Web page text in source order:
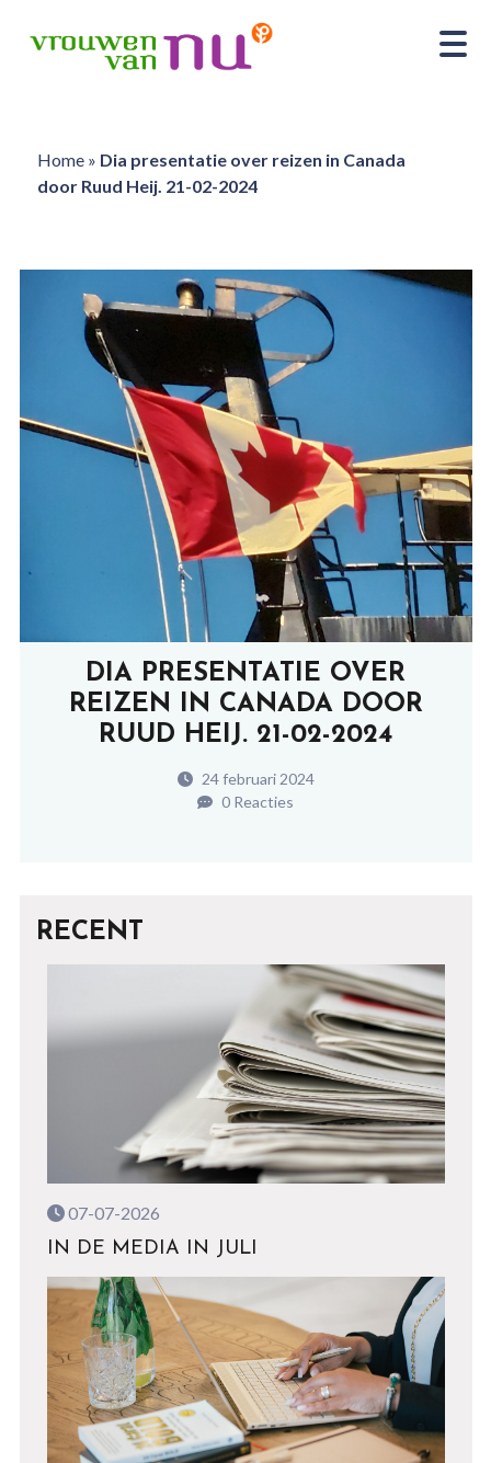
Home» Dia presentatie over reizen in Canada
door Ruud Heij. 21-02-2024
DIA PRESENTATIE OVER
REIZEN IN CANADA DOOR
RUUD HEIJ. 21-02-2024
24 februari 2024
0 Reacties
RECENT
07-07-2026
IN DE MEDIA IN JULI